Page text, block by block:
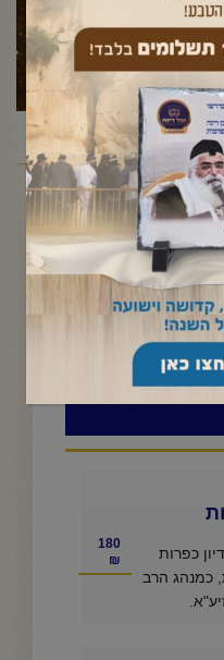
180
₪
כפרות
כמנהג הרב